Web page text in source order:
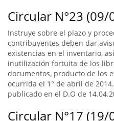
Circular N°23
Instruye sobre el plazo y
contribuyentes deben dar
existencias en el inventario,
inutilización fortuita de los
documentos, producto de los
ocurrida el 1° de abril de
publicado en el D.O de
Circular N°17